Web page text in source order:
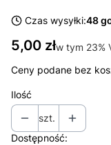
Czas wysyłki:48
Cena
5,00 złw tym 23%
w tym 23%
Ceny podane bez
Ilość
szt.
Dostępność: